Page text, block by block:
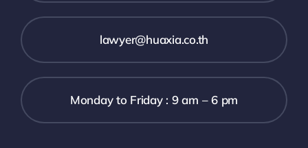
lawyer@huaxia.co.th
Monday to Friday : 9 am – 6 pm